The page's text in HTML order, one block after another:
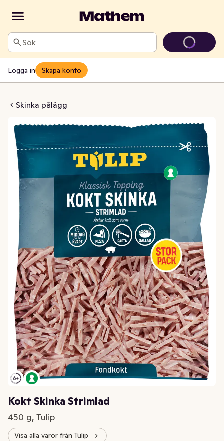
Sök
Logga in Skapa konto
Skinka pålägg
Strimlad
Kokt Skinka Strimlad
450 g, Tulip
Visa alla varor från Tulip